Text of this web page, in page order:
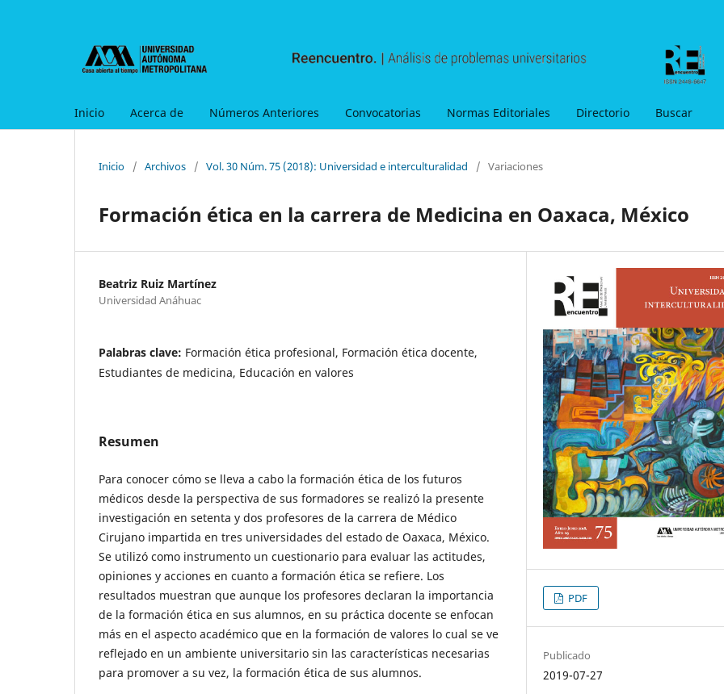
Inicio Acerca de Números Anteriores Convocatorias Normas Editoriales Directorio Buscar
Inicio / Archivos / Vol. 30 Núm. 75 (2018): Universidad e interculturalidad / Variaciones
Formación ética en la carrera de Medicina en Oaxaca, México
Beatriz Ruiz Martínez
Universidad Anáhuac
Palabras clave: Formación ética profesional, Formación ética docente,
Estudiantes de medicina, Educación en valores
Resumen
Para conocer cómo se lleva a cabo la formación ética de los futuros
médicos desde la perspectiva de sus formadores se realizó la presente
investigación en setenta y dos profesores de la carrera de Médico
Cirujano impartida en tres universidades del estado de Oaxaca, México.
Se utilizó como instrumento un cuestionario para evaluar las actitudes,
opiniones y acciones en cuanto a formación ética se refiere. Los
resultados muestran que aunque los profesores declaran la importancia
de la formación ética en sus alumnos, en su práctica docente se enfocan
más en el aspecto académico que en la formación de valores lo cual se ve
reflejado en un ambiente universitario sin las características necesarias
para promover a su vez, la formación ética de sus alumnos.
PDF
Publicado
2019-07-27